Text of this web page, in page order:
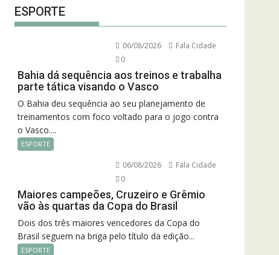
ESPORTE
06/08/2026
Fala Cidade
0
Bahia dá sequência aos treinos e trabalha
parte tática visando o Vasco
O Bahia deu sequência ao seu planejamento de
treinamentos com foco voltado para o jogo contra
o Vasco....
ESPORTE
06/08/2026
Fala Cidade
0
Maiores campeões, Cruzeiro e Grêmio
vão às quartas da Copa do Brasil
Dois dos três maiores vencedores da Copa do
Brasil seguem na briga pelo título da edição...
ESPORTE